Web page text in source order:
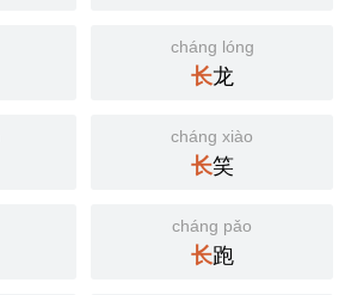
cháng lóng
长龙
cháng xiào
长笑
cháng pǎo
长跑